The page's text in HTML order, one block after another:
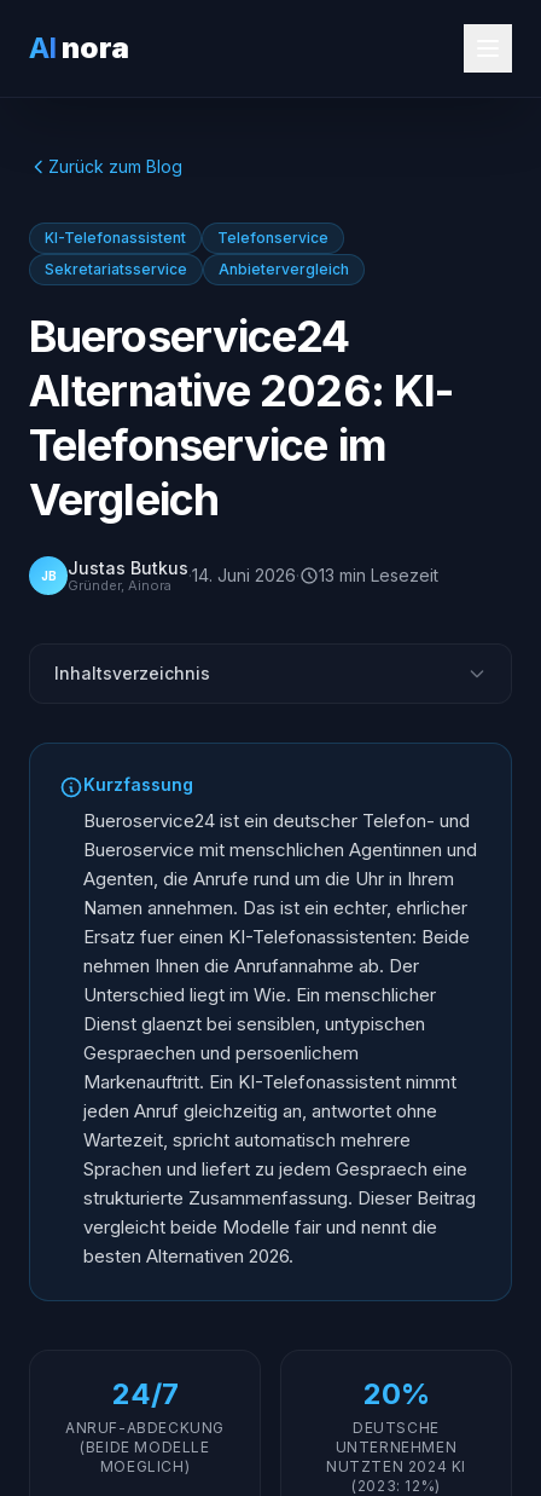
AI nora
Zurück zum Blog
KI-Telefonassistent
Telefonservice
Sekretariatsservice
Anbietervergleich
Bueroservice24
Alternative 2026: KI-
Telefonservice im
Vergleich
JB Justas Butkus
Gründer, Ainora ·14. Juni 2026· 13 min Lesezeit
Inhaltsverzeichnis
Was kostet Bueroservice24?
Wo Bueroservice24 an Grenzen stoesst
Die besten Bueroservice24-Alternativen 2026
Wie sich die Alternativen vergleichen
Fuer wen welche Wahl die richtige ist
Haeufige Fragen
Kurzfassung
Bueroservice24 ist ein deutscher Telefon- und
Bueroservice mit menschlichen Agentinnen und
Agenten, die Anrufe rund um die Uhr in Ihrem
Namen annehmen. Das ist ein echter, ehrlicher
Ersatz fuer einen KI-Telefonassistenten: Beide
nehmen Ihnen die Anrufannahme ab. Der
Unterschied liegt im Wie. Ein menschlicher
Dienst glaenzt bei sensiblen, untypischen
Gespraechen und persoenlichem
Markenauftritt. Ein KI-Telefonassistent nimmt
jeden Anruf gleichzeitig an, antwortet ohne
Wartezeit, spricht automatisch mehrere
Sprachen und liefert zu jedem Gespraech eine
strukturierte Zusammenfassung. Dieser Beitrag
vergleicht beide Modelle fair und nennt die
besten Alternativen 2026.
24/7
ANRUF-ABDECKUNG
(BEIDE MODELLE
MOEGLICH)
20%
DEUTSCHE
UNTERNEHMEN
NUTZTEN 2024 KI
(2023: 12%)